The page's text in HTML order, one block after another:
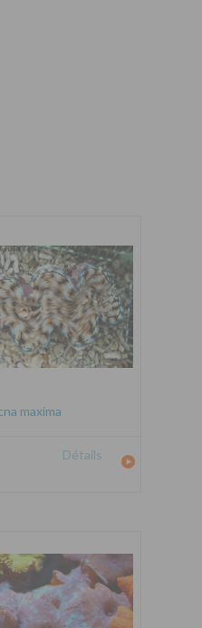
maxima
Détails